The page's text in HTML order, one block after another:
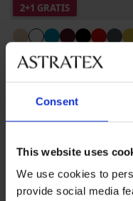
Consent
This website uses
We use cookies to
provide social media
2+1 GRATIS
Ženske čarape Basic Color
kratke
5,29 €akcija 2+1 GRATIS